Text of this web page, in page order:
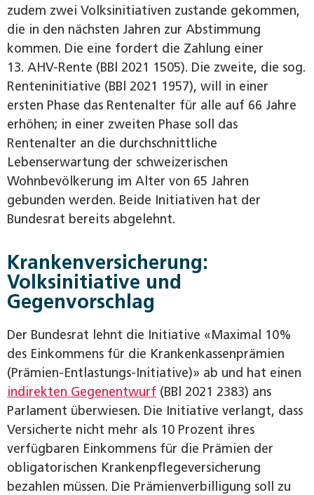
zudem zwei Volksinitiativen zustande gekommen,
die in den nächsten Jahren zur Abstimmung
kommen. Die eine fordert die Zahlung einer
13. AHV-Rente (BBl 2021 1505). Die zweite, die sog.
Renteninitiative (BBl 2021 1957), will in einer
ersten Phase das Rentenalter für alle auf 66 Jahre
erhöhen; in einer zweiten Phase soll das
Rentenalter an die durchschnittliche
Lebenserwartung der schweizerischen
Wohnbevölkerung im Alter von 65 Jahren
gebunden werden. Beide Initiativen hat der
Bundesrat bereits abgelehnt.
Krankenversicherung:
Volksinitiative und
Gegenvorschlag
Der Bundesrat lehnt die Initiative «Maximal 10%
des Einkommens für die Krankenkassenprämien
(Prämien-Entlastungs-Initiative)» ab und hat einen
indirekten Gegenentwurf (BBl 2021 2383) ans
Parlament überwiesen. Die Initiative verlangt, dass
Versicherte nicht mehr als 10 Prozent ihres
verfügbaren Einkommens für die Prämien der
obligatorischen Krankenpflegeversicherung
bezahlen müssen. Die Prämienverbilligung soll zu